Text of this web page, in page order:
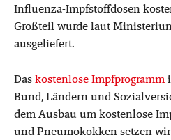
Influenza-Impfstoffdosen
Großteil wurde laut
ausgeliefert.
Daskostenlose Impfprogramm
Bund, Ländern und
dem Ausbau um kostenlose
und Pneumokokken setzen